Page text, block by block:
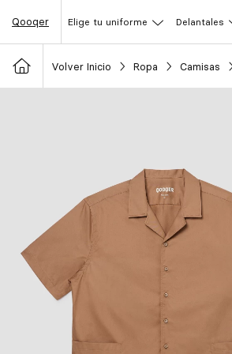
Qooqer Elige tu uniforme Delantales
Volver Inicio Ropa Camisas